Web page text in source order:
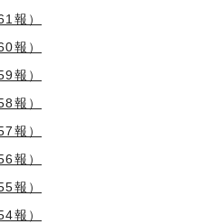
報）
報）
報）
報）
報）
報）
報）
報）